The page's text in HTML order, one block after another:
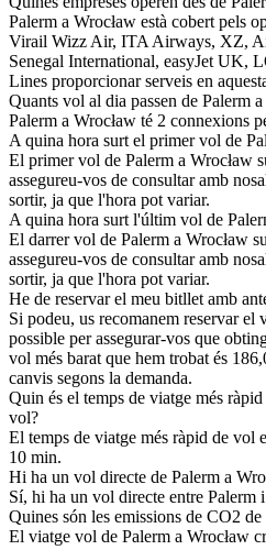
Palerm a Wrocław està cobert pels
Virail Wizz Air, ITA Airways, XZ,
Senegal International, easyJet UK,
Lines proporcionar serveis en
Quants vol al dia passen de Palerm a
Palerm a Wrocław té 2 connexions
A quina hora surt el primer vol de
El primer vol de Palerm a Wrocław
assegureu-vos de consultar amb
sortir, ja que l'hora pot variar.
A quina hora surt l'últim vol de
El darrer vol de Palerm a Wrocław
assegureu-vos de consultar amb
sortir, ja que l'hora pot variar.
He de reservar el meu bitllet amb
Si podeu, us recomanem reservar el
possible per assegurar-vos que
vol més barat que hem trobat és
canvis segons la demanda.
Quin és el temps de viatge més
vol?
El temps de viatge més ràpid de vol
10 min.
Hi ha un vol directe de Palerm a
Sí, hi ha un vol directe entre Palerm i
Quines són les emissions de CO2
El viatge vol de Palerm a Wrocław